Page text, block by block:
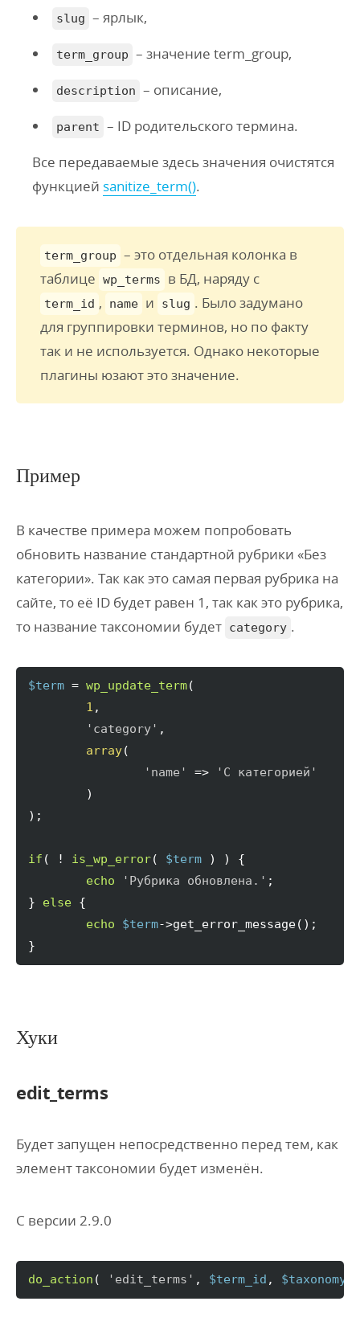
slug – ярлык,
term_group – значение term_group,
description – описание,
parent – ID родительского термина.
Все передаваемые здесь значения очистятся
функцией sanitize_term().
term_group – это отдельная колонка в
таблице wp_terms в БД, наряду с
term_id , name и slug . Было задумано
для группировки терминов, но по факту
так и не используется. Однако некоторые
плагины юзают это значение.
Пример
В качестве примера можем попробовать
обновить название стандартной рубрики «Без
категории». Так как это самая первая рубрика на
сайте, то её ID будет равен 1, так как это рубрика,
то название таксономии будет category .
$term = wp_update_term(
1 ,
'category' ,
array(
'name'
=>
'С категорией'
)
) ;
if ( ! is_wp_error( $term ) )
{
echo
'Рубрика обновлена.'
}
else {
echo
$term->get_error_message( )
}
Хуки
edit_terms
Будет запущен непосредственно перед тем, как
элемент таксономии будет изменён.
С версии 2.9.0
do_action ( 'edit_terms' , $term_id , $taxonomy